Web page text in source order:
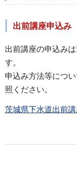
出前講座申込み
出前講座の申込み
す。
申込み方法等につ
照ください。
茨城県下水道出前講